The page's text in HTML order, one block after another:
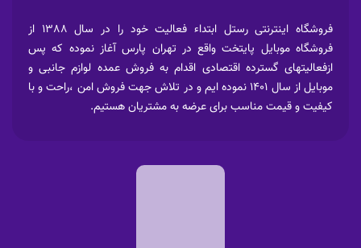
فروشگاه اینترنتی رستل ابتداء فعالیت خود را در سال 1388 از
فروشگاه موبایل پایتخت واقع در تهران پارس آغاز نموده که پس
ازفعالیتهای گسترده اقتصادی اقدام به فروش عمده لوازم جانبی و
موبایل از سال 1401 نموده ایم و در تلاش جهت فروش امن ،راحت و با
کیفیت و قیمت مناسب برای عرضه به مشتریان هستیم.